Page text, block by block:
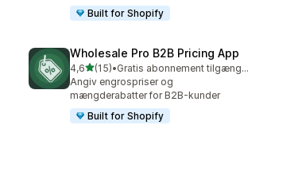
Built for Shopify
Wholesale Pro B2B Pricing App
4,6ud af 5 stjerner
(15)
15 anmeldelser i alt
•
Gratis abonnement tilgængeligt
Angiv engrospriser og
mængderabatter for B2B-kunder
Built for Shopify